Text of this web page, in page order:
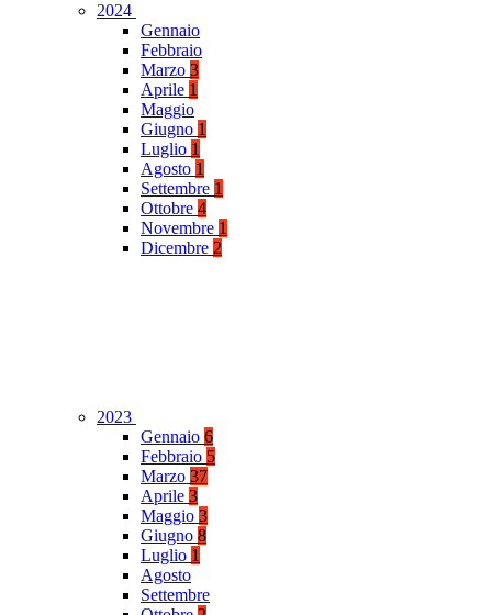
2024
Gennaio
Febbraio
Marzo 3
Aprile 1
Maggio
Giugno 1
Luglio 1
Agosto 1
Settembre 1
Ottobre 4
Novembre 1
Dicembre 2
2023
Gennaio 6
Febbraio 5
Marzo 37
Aprile 3
Maggio 3
Giugno 8
Luglio 1
Agosto
Settembre